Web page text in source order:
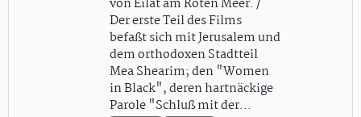
von Eilat am Roten Meer. /
Der erste Teil des Films
befaßt sich mit Jerusalem und
dem orthodoxen Stadtteil
Mea Shearim; den "Women
in Black", deren hartnäckige
Parole "Schluß mit der…